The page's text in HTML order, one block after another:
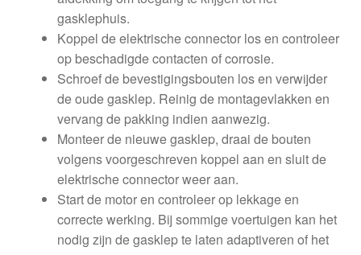
gasklephuis.
Koppel de elektrische connector los en controleer
op beschadigde contacten of corrosie.
Schroef de bevestigingsbouten los en verwijder
de oude gasklep. Reinig de montagevlakken en
vervang de pakking indien aanwezig.
Monteer de nieuwe gasklep, draai de bouten
volgens voorgeschreven koppel aan en sluit de
elektrische connector weer aan.
Start de motor en controleer op lekkage en
correcte werking. Bij sommige voertuigen kan het
nodig zijn de gasklep te laten adaptiveren of het